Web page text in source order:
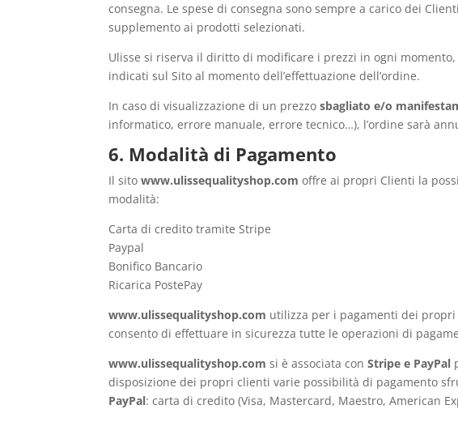
consegna. Le spese di consegna sono sempre a carico dei
supplemento ai prodotti selezionati.
Ulisse si riserva il diritto di modificare i prezzi in ogni
indicati sul Sito al momento dell’effettuazione dell’ordine.
In caso di visualizzazione di un prezzosbagliato e/o
informatico, errore manuale, errore tecnico…), l’ordine sarà
6. Modalità di Pagamento
Il sitowww.ulissequalityshop.com offre ai propri Clienti la
modalità:
Carta di credito tramite Stripe
Paypal
Bonifico Bancario
Ricarica PostePay
www.ulissequalityshop.com utilizza per i pagamenti dei
consento di effettuare in sicurezza tutte le operazioni di
www.ulissequalityshop.com si è associata conStripe e PayPal
disposizione dei propri clienti varie possibilità di pagamento
PayPal: carta di credito (Visa, Mastercard, Maestro, American